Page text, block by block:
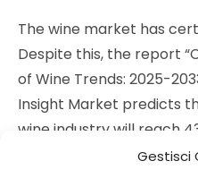
Gestisci
n
The wine market has
Despite this, the report
of Wine Trends: 2025-
Insight Market predicts
wine industry will reach